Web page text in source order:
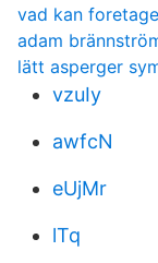
vad kan
adam
lätt asperger
vzuIy
awfcN
eUjMr
lTq